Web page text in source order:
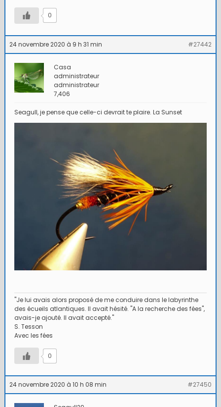
0
24 novembre 2020 à 9 h 31 min #27442
Casa
administrateur
administrateur
7,406
Seagull, je pense que celle-ci devrait te plaire. La Sunset
"Je lui avais alors proposé de me conduire dans le labyrinthe
des écueils atlantiques. Il avait hésité. "A la recherche des fées",
avais-je ajouté. Il avait accepté."
S. Tesson
Avec les fées
0
24 novembre 2020 à 10 h 08 min #27450